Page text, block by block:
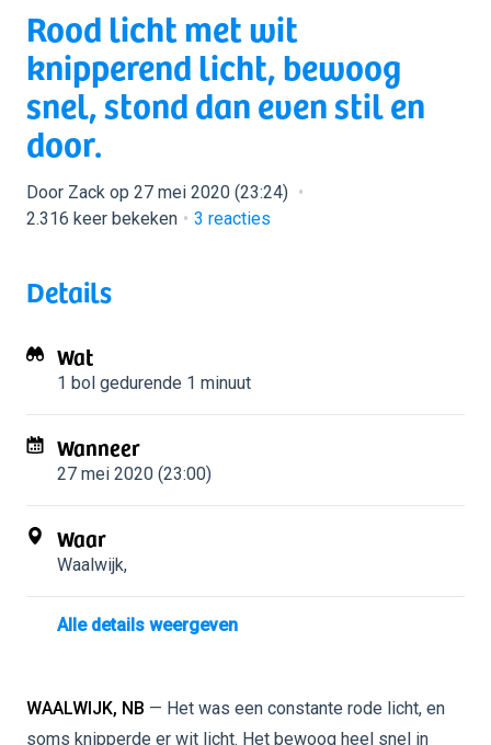
Rood licht met wit
knipperend licht, bewoog
snel, stond dan even stil en
door.
Door Zack op 27 mei 2020 (23:24)
2.316 keer bekeken
3 reacties
Details
Wat
1 bol gedurende 1 minuut
Wanneer
27 mei 2020 (23:00)
Waar
Waalwijk,
Alle details weergeven
WAALWIJK, NB — Het was een constante rode licht, en
soms knipperde er wit licht. Het bewoog heel snel in